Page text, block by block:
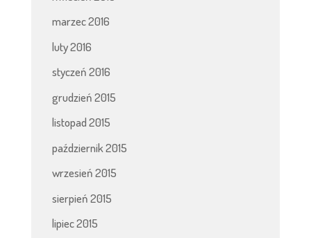
marzec 2016
luty 2016
styczeń 2016
grudzień 2015
listopad 2015
październik 2015
wrzesień 2015
sierpień 2015
lipiec 2015